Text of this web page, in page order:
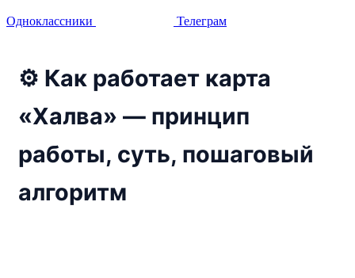
Одноклассники Телеграм
⚙️ Как работает карта
«Халва» — принцип
работы, суть, пошаговый
алгоритм